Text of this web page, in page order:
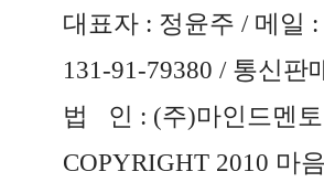
대표자 : 정윤주 / 메일 :
131-91-79380 / 통신판
법 인 : (주)마인드멘토
COPYRIGHT 2010 마